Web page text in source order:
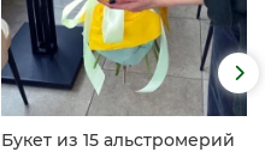
Букет из 15 альстромерий